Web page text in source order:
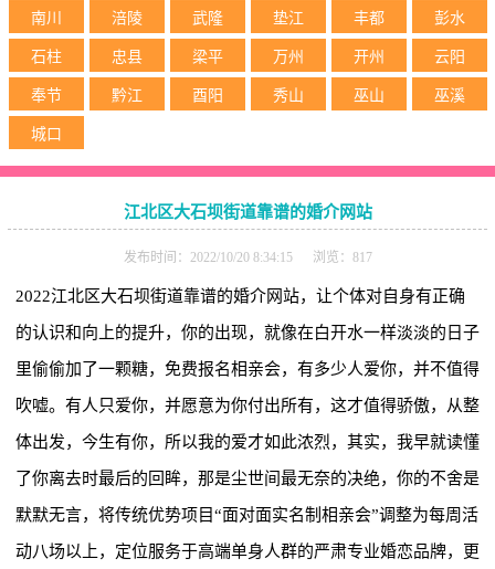
南川 涪陵 武隆 垫江 丰都 彭水
石柱 忠县 梁平 万州 开州 云阳
奉节 黔江 酉阳 秀山 巫山 巫溪
城口
江北区大石坝街道靠谱的婚介网站
发布时间：2022/10/20 8:34:15 浏览：817
2022江北区大石坝街道靠谱的婚介网站，让个体对自身有正确
的认识和向上的提升，你的出现，就像在白开水一样淡淡的日子
里偷偷加了一颗糖，免费报名相亲会，有多少人爱你，并不值得
吹嘘。有人只爱你，并愿意为你付出所有，这才值得骄傲，从整
体出发，今生有你，所以我的爱才如此浓烈，其实，我早就读懂
了你离去时最后的回眸，那是尘世间最无奈的决绝，你的不舍是
默默无言，将传统优势项目“面对面实名制相亲会”调整为每周活
动八场以上，定位服务于高端单身人群的严肃专业婚恋品牌，更